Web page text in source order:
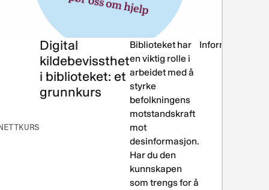
Biblioteket i
lokalsamfunnet
Digital
kildebevissthet
i biblioteket: et
grunnkurs
Biblioteket har
en viktig rolle i
arbeidet med å
styrke
befolkningens
motstandskraft
mot
desinformasjon.
Har du den
kunnskapen
som trengs for å